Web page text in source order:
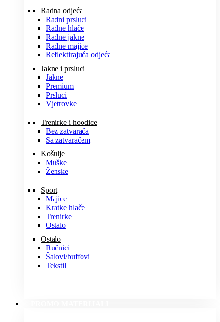
Radna odjeća
Radni prsluci
Radne hlače
Radne jakne
Radne majice
Reflektirajuća odjeća
Jakne i prsluci
Jakne
Premium
Prsluci
Vjetrovke
Trenirke i hoodice
Bez zatvarača
Sa zatvaračem
Košulje
Muške
Ženske
Sport
Majice
Kratke hlače
Trenirke
Ostalo
Ostalo
Ručnici
Šalovi/buffovi
Tekstil